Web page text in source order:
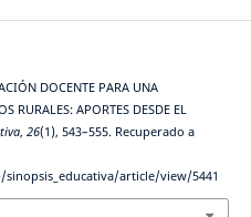
DOCENTE PARA UNA
RURALES: APORTES DESDE EL
, 26(1), 543–555. Recuperado a
article/view/5441